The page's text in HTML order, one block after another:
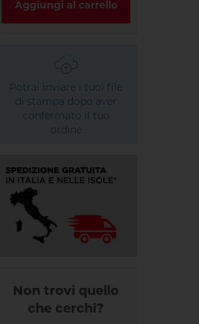
Aggiungi al carrello
Potrai inviare i tuoi file
di stampa dopo aver
confermato il tuo
ordine
Non trovi quello
che cerchi?